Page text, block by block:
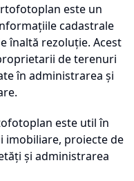
este un
cadastrale
înaltă rezoluție. Acest
de terenuri
în administrarea și
este util în
imobiliare, proiecte de
și administrarea